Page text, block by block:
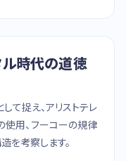
時代の道徳
て捉え、アリストテレ
使用、フーコーの規律
を考察します。